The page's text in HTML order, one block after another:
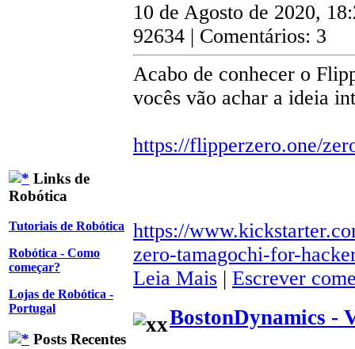
Links de
Robótica
Tutoriais de Robótica
Robótica - Como
começar?
Lojas de Robótica -
Portugal
Posts Recentes
10 de Agosto de 2020,
92634 | Comentários: 3
Acabo de conhecer o
vocês vão achar a ideia
https://flipperzero.one/
https://
zero-tamagochi-for-
Leia Mais | Escrever
BostonDynamics -